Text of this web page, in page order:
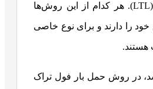
یا گروپاژ (LTL). هر کدام از این روش‌ها
را دارند و برای نوع خاصی
هستند.
در روش حمل بار فول تراک